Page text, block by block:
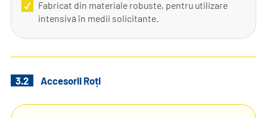
Fabricat din materiale robuste, pentru utilizare
intensivă în medii solicitante.
3.2 Accesorii Roți